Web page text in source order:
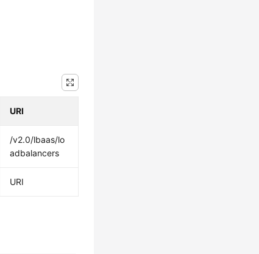
URI
/v2.0/lbaas/lo
adbalancers
URI